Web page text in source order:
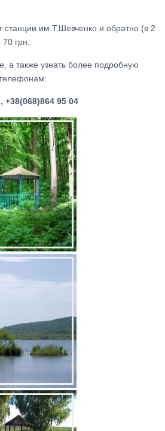
станции им.Т.Шевченко и обратно (в 2
грн.
а также узнать более подробную
+38(068)864 95 04